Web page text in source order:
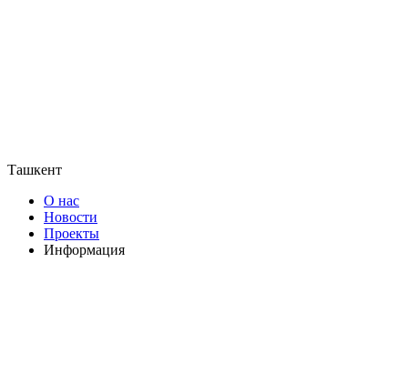
Ташкент
О нас
Новости
Проекты
Информация